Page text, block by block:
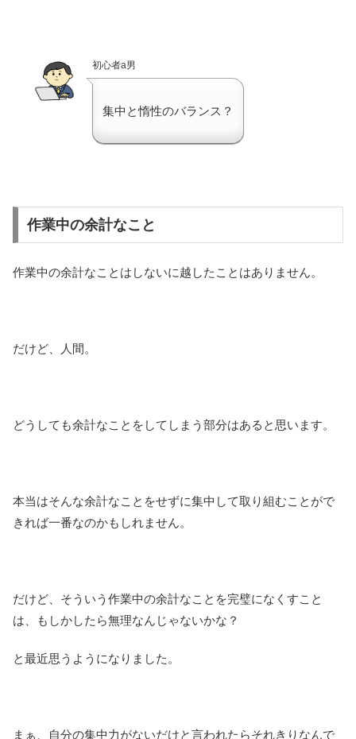
初心者a男
集中と惰性のバランス？
作業中の余計なこと
作業中の余計なことはしないに越したことはありません。
だけど、人間。
どうしても余計なことをしてしまう部分はあると思います。
本当はそんな余計なことをせずに集中して取り組むことがで
きれば一番なのかもしれません。
だけど、そういう作業中の余計なことを完璧になくすこと
は、もしかしたら無理なんじゃないかな？
と最近思うようになりました。
まぁ、自分の集中力がないだけと言われたらそれきりなんで